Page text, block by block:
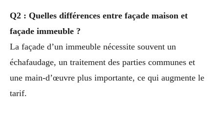
Q2 : Quelles différences entre façade maison et
façade immeuble ?
La façade d’un immeuble nécessite souvent un
échafaudage, un traitement des parties communes et
une main-d’œuvre plus importante, ce qui augmente le
tarif.